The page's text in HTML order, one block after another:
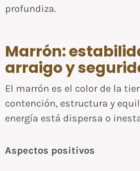
profundiza.
Marrón:
arraigo y
El marrón es el color de la
contención, estructura y
energía está dispersa o
Aspectos positivos